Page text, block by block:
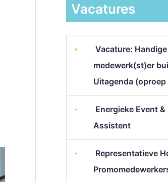
Vacatures
Vacature: Handige
medewerk(st)er
Uitagenda (oproep
Energieke Event
Assistent
Representatieve